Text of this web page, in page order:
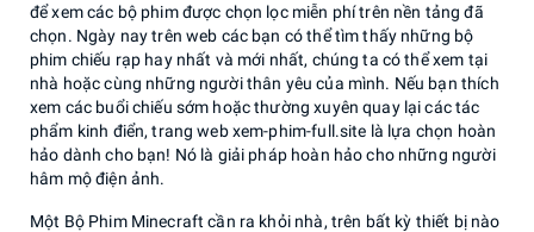
để xem các bộ phim được chọn lọc miễn phí trên nền tảng đã
chọn. Ngày nay trên web các bạn có thể tìm thấy những bộ
phim chiếu rạp hay nhất và mới nhất, chúng ta có thể xem tại
nhà hoặc cùng những người thân yêu của mình. Nếu bạn thích
xem các buổi chiếu sớm hoặc thường xuyên quay lại các tác
phẩm kinh điển, trang web xem-phim-full.site là lựa chọn hoàn
hảo dành cho bạn! Nó là giải pháp hoàn hảo cho những người
hâm mộ điện ảnh.
Một Bộ Phim Minecraft cần ra khỏi nhà, trên bất kỳ thiết bị nào